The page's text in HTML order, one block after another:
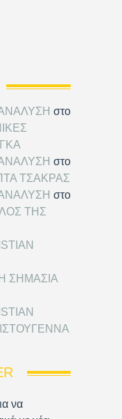
στο
στο
ΤΣΑΚΡΑΣ
στο
ΤΗΣ
ΣΗΜΑΣΙΑ
να